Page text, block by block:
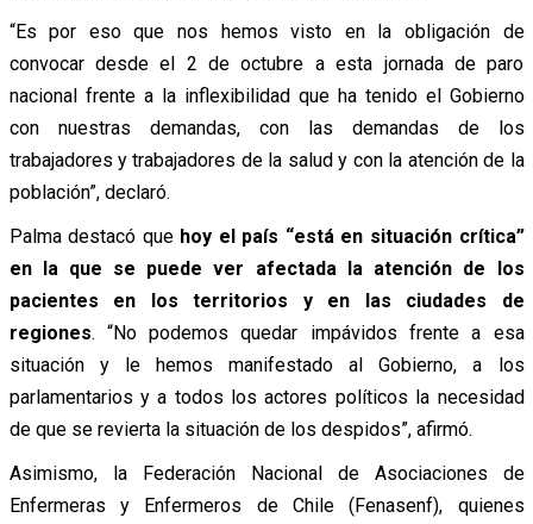
“Es por eso que nos hemos visto en la obligación de
convocar desde el 2 de octubre a esta jornada de paro
nacional frente a la inflexibilidad que ha tenido el Gobierno
con nuestras demandas, con las demandas de los
trabajadores y trabajadores de la salud y con la atención de la
población”, declaró.
Palma destacó quehoy el país “está en situación crítica”
en la que se puede ver afectada la atención de los
pacientes en los territorios y en las ciudades de
regiones. “No podemos quedar impávidos frente a esa
situación y le hemos manifestado al Gobierno, a los
parlamentarios y a todos los actores políticos la necesidad
de que se revierta la situación de los despidos”, afirmó.
Asimismo, la Federación Nacional de Asociaciones de
Enfermeras y Enfermeros de Chile (Fenasenf), quienes